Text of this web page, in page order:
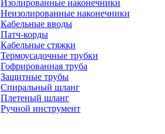
Изолированные наконечники
Неизолированные наконечники
Кабельные вводы
Патч-корды
Кабельные стяжки
Термоусадочные трубки
Гофрированная труба
Защитные трубы
Спиральный шланг
Плетеный шланг
Ручной инструмент